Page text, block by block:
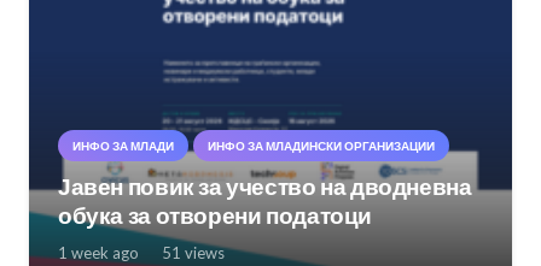
ИНФО ЗА МЛАДИ ИНФО ЗА МЛАДИНСКИ ОРГАНИЗАЦИИ
Јавен повик за учество на дводневна
обука за отворени податоци
1 week ago 51 views